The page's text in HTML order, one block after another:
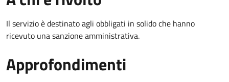
Il servizio è destinato agli obbligati in solido che hanno
ricevuto una sanzione amministrativa.
Approfondimenti